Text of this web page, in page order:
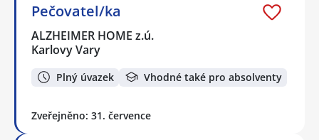
Pečovatel/ka
ALZHEIMER HOME z.ú.
Karlovy Vary
Plný úvazek Vhodné také pro absolventy
Zveřejněno: 31. července